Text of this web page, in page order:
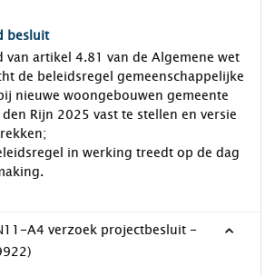
besluit
van artikel 4.81 van de Algemene wet
de beleidsregel gemeenschappelijke
nieuwe woongebouwen gemeente
Rijn 2025 vast te stellen en versie
in werking treedt op de dag
A4 verzoek projectbesluit -